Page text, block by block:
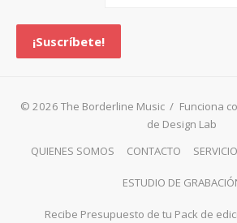
© 2026 The Borderline Music / Funciona
de Design Lab
QUIENES SOMOS
CONTACTO
ESTUDIO DE
Recibe Presupuesto de tu Pack de